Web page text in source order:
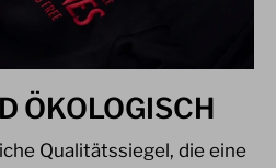
ÖKOLOGISCH
Qualitätssiegel, die eine